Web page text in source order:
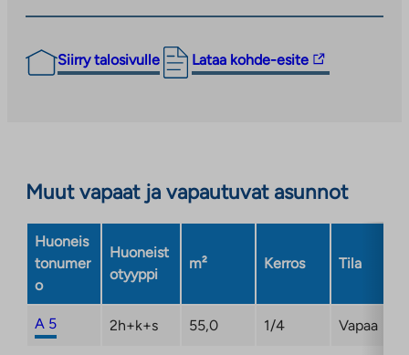
Siirry talosivulle Lataa kohde-esite
Linkki
uuteen
Muut vapaat ja vapautuvat asunnot
Huoneis
tonumer
o
Huoneist
otyyppi
m² Kerros Tila
A 5 2h+k+s 55,0 1/4 Vapaa